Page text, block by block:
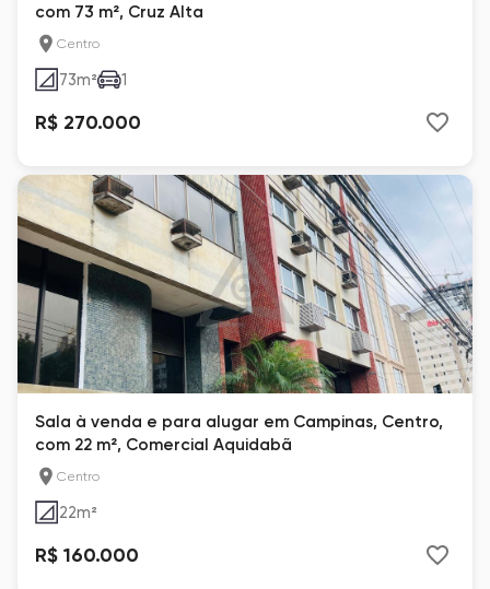
com 73 m², Cruz Alta
Centro
73m² 1
R$ 270.000
Sala à venda e para alugar em Campinas, Centro,
com 22 m², Comercial Aquidabã
Centro
22m²
R$ 160.000